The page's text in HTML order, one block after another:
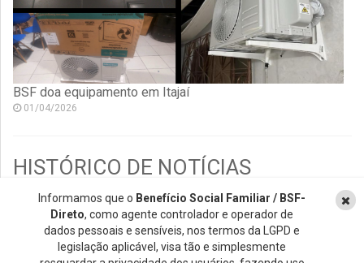
Informamos que o Benefício Social Familiar / BSF-
Direto, como agente controlador e operador de
dados pessoais e sensíveis, nos termos da LGPD e
legislação aplicável, visa tão e simplesmente
BSF doa equipamento em Itajaí
01/04/2026
HISTÓRICO DE NOTÍCIAS
2026
2018